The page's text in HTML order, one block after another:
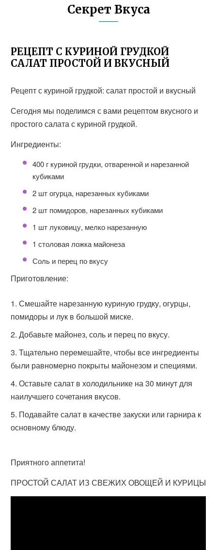
Секрет Вкуса
РЕЦЕПТ С КУРИНОЙ ГРУДКОЙ
САЛАТ ПРОСТОЙ И ВКУСНЫЙ
Рецепт с куриной грудкой: салат простой и вкусный
Сегодня мы поделимся с вами рецептом вкусного и
простого салата с куриной грудкой.
Ингредиенты:
400 г куриной грудки, отваренной и нарезанной
кубиками
2 шт огурца, нарезанных кубиками
2 шт помидоров, нарезанных кубиками
1 шт луковицу, мелко нарезанную
1 столовая ложка майонеза
Соль и перец по вкусу
Приготовление:
Смешайте нарезанную куриную грудку, огурцы,
помидоры и лук в большой миске.
Добавьте майонез, соль и перец по вкусу.
Тщательно перемешайте, чтобы все ингредиенты
были равномерно покрыты майонезом и специями.
Оставьте салат в холодильнике на 30 минут для
наилучшего сочетания вкусов.
Подавайте салат в качестве закуски или гарнира к
основному блюду.
Приятного аппетита!
ПРОСТОЙ САЛАТ ИЗ СВЕЖИХ ОВОЩЕЙ И КУРИЦЫ